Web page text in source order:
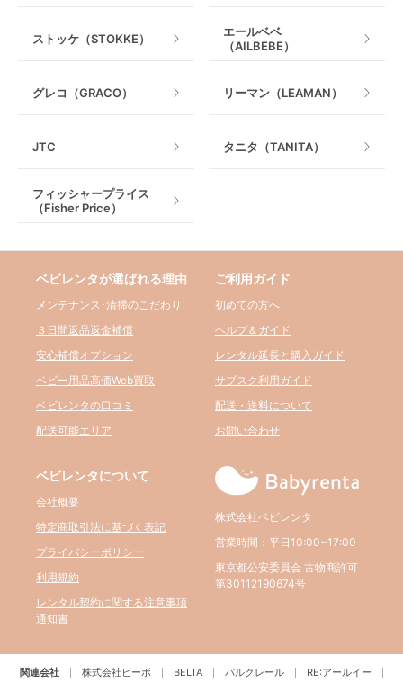
ストッケ（STOKKE）
エールベベ
（AILBEBE）
グレコ（GRACO） リーマン（LEAMAN）
JTC タニタ（TANITA）
フィッシャープライス
（Fisher Price）
ベビレンタが選ばれる理由
メンテナンス･清掃のこだわり
３日間返品返金補償
安心補償オプション
ベビー用品高価Web買取
ベビレンタの口コミ
配送可能エリア
ご利用ガイド
初めての方へ
ヘルプ＆ガイド
レンタル延長と購入ガイド
サブスク利用ガイド
配送・送料について
お問い合わせ
ベビレンタについて
会社概要
特定商取引法に基づく表記
プライバシーポリシー
利用規約
レンタル契約に関する注意事項
通知書
株式会社ベビレンタ
営業時間：平日10:00~17:00
東京都公安委員会 古物商許可
第30112190674号
関連会社 株式会社ビーボ BELTA パルクレール RE:アールイー